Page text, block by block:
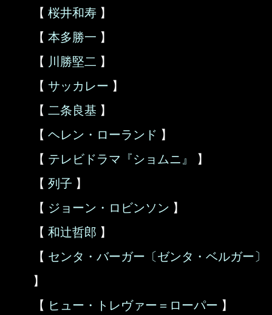
【 桜井和寿 】
【 本多勝一 】
【 川勝堅二 】
【 サッカレー 】
【 二条良基 】
【 ヘレン・ローランド 】
【 テレビドラマ『ショムニ』
】
【 列子 】
【 ジョーン・ロビンソン 】
【 和辻哲郎 】
【 センタ・バーガー〔ゼンタ・ベルガー〕
】
【 ヒュー・トレヴァー＝ローパー 】